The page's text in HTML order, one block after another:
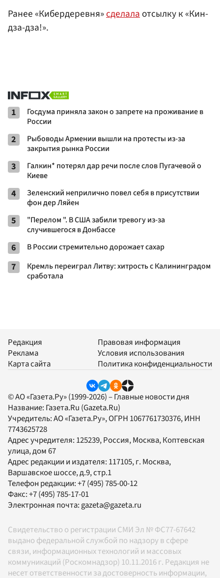
Ранее «Кибердеревня»сделалаотсылку к «Кин-
дза-дза!».
1
Госдума приняла закон о запрете на проживание в
России
2
Рыбоводы Армении вышли на протесты из-за
закрытия рынка России
3
Галкин* потерял дар речи после слов Пугачевой о
Киеве
4
Зеленский неприлично повел cебя в присутствии
фон дер Ляйен
5
"Перелом ". В США забили тревогу из-за
случившегося в Донбассе
6 В России стремительно дорожает сахар
7
Кремль переиграл Литву: хитрость с Калининградом
сработала
Редакция
Реклама
Карта сайта
Правовая информация
Условия использования
Политика конфиденциальности
© АО «Газета.Ру» (1999-2026) – Главные новости дня
Название: Газета.Ru (Gazeta.Ru)
Учредитель:АО «Газета.Ру», ОГРН 1067761730376, ИНН
7743625728
Адрес учредителя: 125239, Россия, Москва, Коптевская
улица, дом 67
Адрес редакции и издателя: 117105, г. Москва,
Варшавское шоссе, д.9, стр.1
Телефон редакции:+7 (495) 785-00-12
Факс:+7 (495) 785-17-01
Электронная почта: gazeta@gazeta.ru
Свидетельство о регистрации СМИ Эл № ФС77-67642
выдано федеральной службой по надзору в сфере
связи, информационных технологий и массовых
коммуникаций (Роскомнадзор) 10.11.2016 г. Редакция не
несет ответственности за достоверность информации,